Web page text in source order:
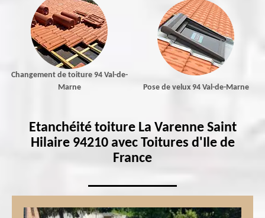
Changement de toiture 94 Val-de-
Marne
Pose de velux 94 Val-de-Marne
Etanchéité toiture La Varenne Saint
Hilaire 94210 avec Toitures d'Ile de
France